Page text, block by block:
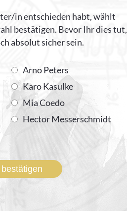
in entschieden habt, wählt
bestätigen. Bevor Ihr dies tut,
absolut sicher sein.
Arno Peters
Karo Kasulke
Mia Coedo
Hector Messerschmidt